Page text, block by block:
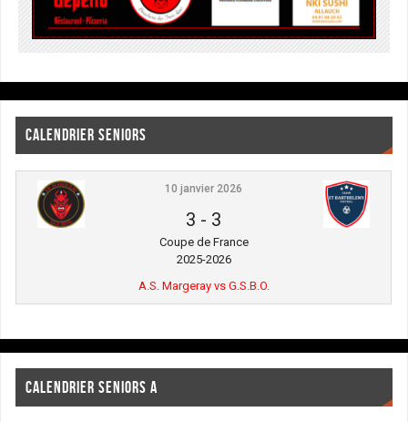
CALENDRIER SENIORS
10 janvier 2026
3 - 3
Coupe de France
2025-2026
A.S. Margeray vs G.S.B.O.
CALENDRIER SENIORS A